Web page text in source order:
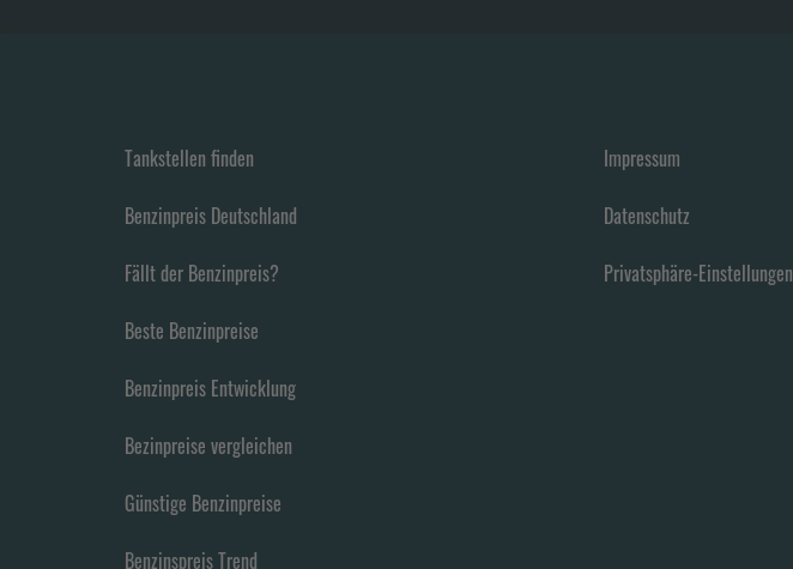
Tankstellen finden
Benzinpreis Deutschland
Fällt der Benzinpreis?
Beste Benzinpreise
Benzinpreis Entwicklung
Bezinpreise vergleichen
Günstige Benzinpreise
Benzinspreis Trend
Impressum
Datenschutz
Privatsphäre-Einstellungen